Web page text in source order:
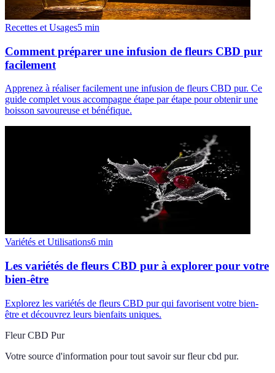
Recettes et Usages5 min
Comment préparer une infusion de fleurs CBD pur
facilement
Apprenez à réaliser facilement une infusion de fleurs CBD pur. Ce
guide complet vous accompagne étape par étape pour obtenir une
boisson savoureuse et bénéfique.
Variétés et Utilisations6 min
Les variétés de fleurs CBD pur à explorer pour votre
bien-être
Explorez les variétés de fleurs CBD pur qui favorisent votre bien-
être et découvrez leurs bienfaits uniques.
Fleur CBD Pur
Votre source d'information pour tout savoir sur fleur cbd pur.